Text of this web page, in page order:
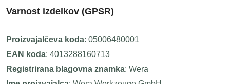
Varnost izdelkov (GPSR)
Proizvajalčeva koda: 05006480001
EAN koda: 4013288160713
Registrirana blagovna znamka: Wera